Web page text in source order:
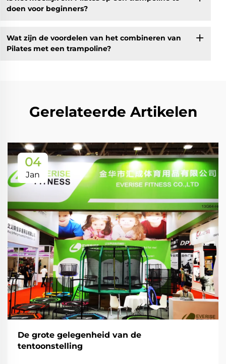
doen voor beginners?
Wat zijn de voordelen van het combineren van
Pilates met een trampoline?
Gerelateerde Artikelen
04
Jan
De grote gelegenheid van de
tentoonstelling